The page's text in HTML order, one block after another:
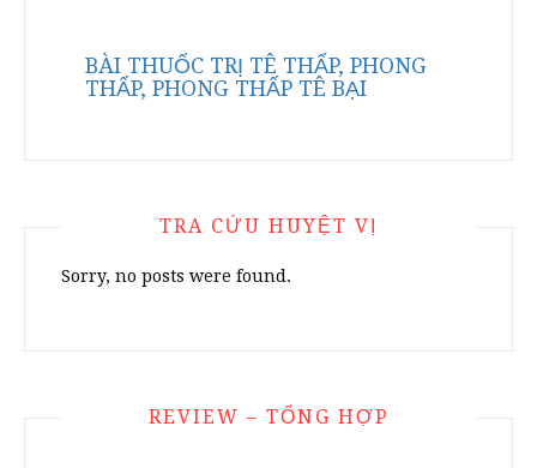
BÀI THUỐC TRỊ TÊ THẤP, PHONG
THẤP, PHONG THẤP TÊ BẠI
TRA CỨU HUYỆT VỊ
Sorry, no posts were found.
REVIEW – TỔNG HỢP